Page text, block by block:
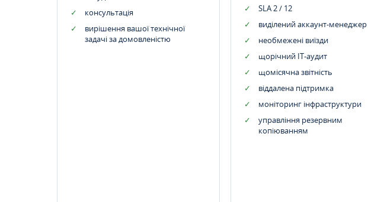
консультація
вирішення вашої технічної
задачі за домовленістю
SLA 2 / 12
виділений аккаунт-менеджер
необмежені виїзди
щорічний IT-аудит
щомісячна звітність
віддалена підтримка
моніторинг інфраструктури
управління резервним
копіюванням